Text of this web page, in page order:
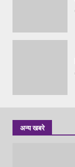
अन्य खबरे